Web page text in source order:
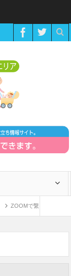
ZOOMで繋がる！〜11月